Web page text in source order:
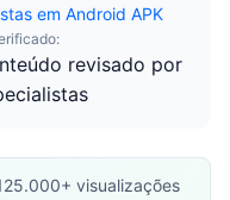
em Android APK
revisado por
visualizações